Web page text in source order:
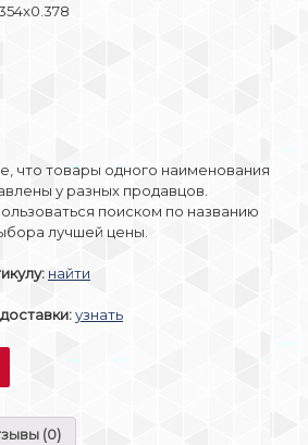
что товары одного наименования
у разных продавцов.
поиском по названию
лучшей цены.
найти
узнать
(0)